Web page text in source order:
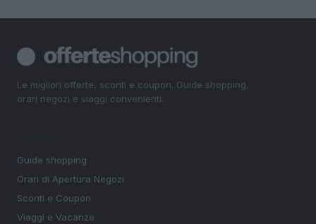
Le migliori offerte, sconti e coupon. Guide shopping,
orari negozi e viaggi convenienti.
Guide shopping
Orari di Apertura Negozi
Sconti e Coupon
Viaggi e Vacanze